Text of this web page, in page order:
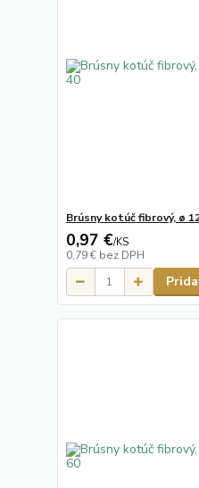
Brúsny kotúč fibrový, ø
0,97 €/KS
0,79 € bez DPH